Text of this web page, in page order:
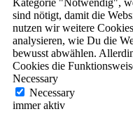
Kategorie "Notwendig",
sind nötigt, damit die
nutzen wir weitere
analysieren, wie Du die
bewusst abwählen.
Cookies die
Necessary
Necessary
immer aktiv